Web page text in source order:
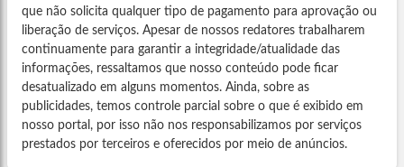
que não solicita qualquer tipo de pagamento para aprovação ou
liberação de serviços. Apesar de nossos redatores trabalharem
continuamente para garantir a integridade/atualidade das
informações, ressaltamos que nosso conteúdo pode ficar
desatualizado em alguns momentos. Ainda, sobre as
publicidades, temos controle parcial sobre o que é exibido em
nosso portal, por isso não nos responsabilizamos por serviços
prestados por terceiros e oferecidos por meio de anúncios.